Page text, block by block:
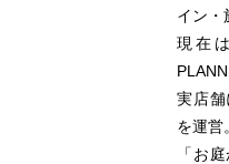
イン・
現在
実店
を運営
「お